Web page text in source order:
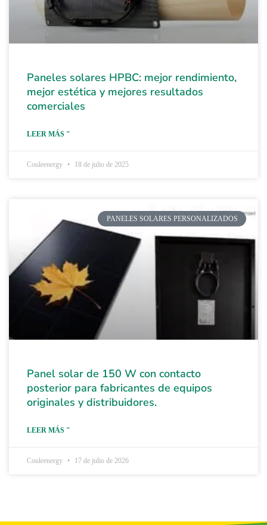
Paneles solares HPBC: mejor rendimiento,
mejor estética y mejores resultados
comerciales
LEER MÁS "
Couleenergy 18 de julio de 2025
PANELES SOLARES PERSONALIZADOS
Panel solar de 150 W con contacto
posterior para fabricantes de equipos
originales y distribuidores.
LEER MÁS "
Couleenergy 17 de julio de 2026